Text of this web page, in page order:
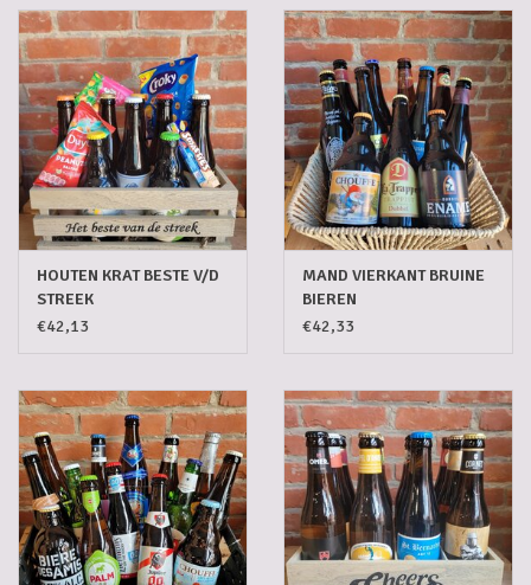
HOUTEN KRAT BESTE V/D
STREEK
€42,13
MAND VIERKANT BRUINE
BIEREN
€42,33